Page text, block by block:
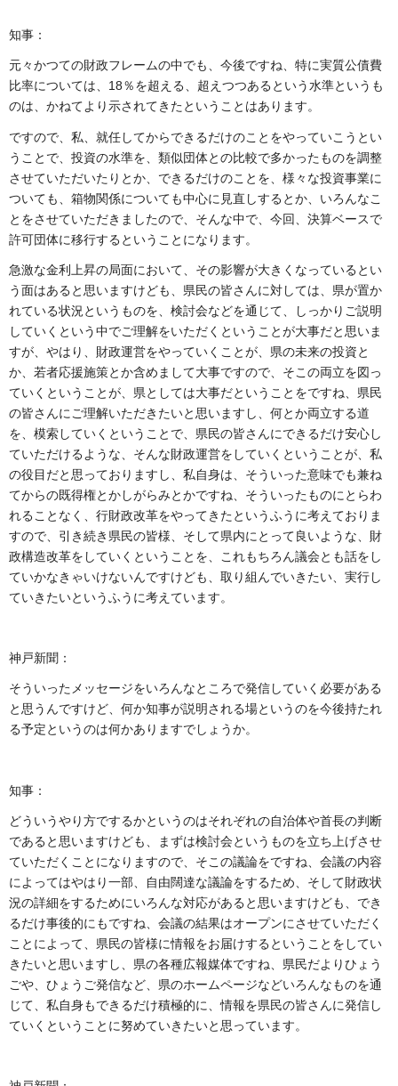
知事：
元々かつての財政フレームの中でも、今後ですね、特に実質公債費
比率については、18％を超える、超えつつあるという水準というも
のは、かねてより示されてきたということはあります。
ですので、私、就任してからできるだけのことをやっていこうとい
うことで、投資の水準を、類似団体との比較で多かったものを調整
させていただいたりとか、できるだけのことを、様々な投資事業に
ついても、箱物関係についても中心に見直しするとか、いろんなこ
とをさせていただきましたので、そんな中で、今回、決算ベースで
許可団体に移行するということになります。
急激な金利上昇の局面において、その影響が大きくなっているとい
う面はあると思いますけども、県民の皆さんに対しては、県が置か
れている状況というものを、検討会などを通じて、しっかりご説明
していくという中でご理解をいただくということが大事だと思いま
すが、やはり、財政運営をやっていくことが、県の未来の投資と
か、若者応援施策とか含めまして大事ですので、そこの両立を図っ
ていくということが、県としては大事だということをですね、県民
の皆さんにご理解いただきたいと思いますし、何とか両立する道
を、模索していくということで、県民の皆さんにできるだけ安心し
ていただけるような、そんな財政運営をしていくということが、私
の役目だと思っておりますし、私自身は、そういった意味でも兼ね
てからの既得権とかしがらみとかですね、そういったものにとらわ
れることなく、行財政改革をやってきたというふうに考えておりま
すので、引き続き県民の皆様、そして県内にとって良いような、財
政構造改革をしていくということを、これもちろん議会とも話をし
ていかなきゃいけないんですけども、取り組んでいきたい、実行し
ていきたいというふうに考えています。
神戸新聞：
そういったメッセージをいろんなところで発信していく必要がある
と思うんですけど、何か知事が説明される場というのを今後持たれ
る予定というのは何かありますでしょうか。
知事：
どういうやり方でするかというのはそれぞれの自治体や首長の判断
であると思いますけども、まずは検討会というものを立ち上げさせ
ていただくことになりますので、そこの議論をですね、会議の内容
によってはやはり一部、自由闊達な議論をするため、そして財政状
況の詳細をするためにいろんな対応があると思いますけども、でき
るだけ事後的にもですね、会議の結果はオープンにさせていただく
ことによって、県民の皆様に情報をお届けするということをしてい
きたいと思いますし、県の各種広報媒体ですね、県民だよりひょう
ごや、ひょうご発信など、県のホームページなどいろんなものを通
じて、私自身もできるだけ積極的に、情報を県民の皆さんに発信し
ていくということに努めていきたいと思っています。